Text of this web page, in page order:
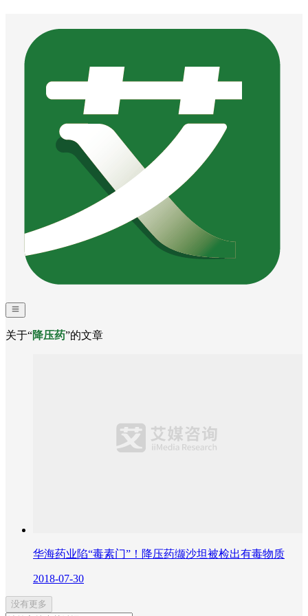
关于“降压药”的文章
华海药业陷“毒素门”！降压药缬沙坦被检出有毒物质
2018-07-30
没有更多